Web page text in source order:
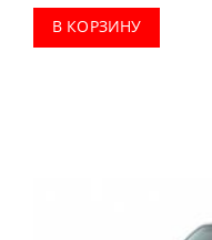
В КОРЗИНУ